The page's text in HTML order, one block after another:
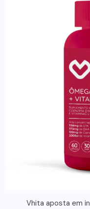
Vhita aposta em